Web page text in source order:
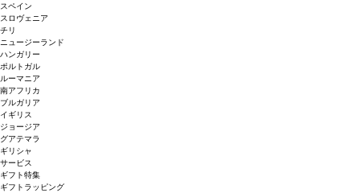
スペイン
スロヴェニア
チリ
ニュージーランド
ハンガリー
ポルトガル
ルーマニア
南アフリカ
ブルガリア
イギリス
ジョージア
グアテマラ
ギリシャ
サービス
ギフト特集
ギフトラッピング